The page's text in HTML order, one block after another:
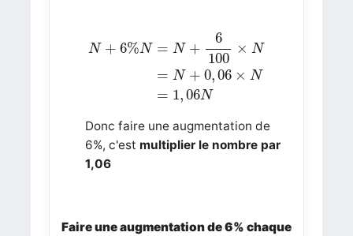
N + 6%N = N +
6
100
× N
= N + 0,06 × N
= 1,06N
N
Donc faire une augmentation de
6%, c'est multiplier le nombre par
1,06
Faire une augmentation de 6% chaque